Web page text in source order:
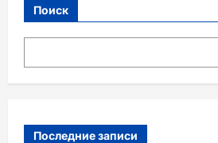
к
+
этапов
7
Поиск
Последние записи